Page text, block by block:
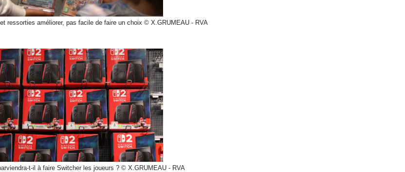
ressorties améliorer, pas facile de faire un choix © X.GRUMEAU - RVA
t-il à faire Switcher les joueurs ? © X.GRUMEAU - RVA